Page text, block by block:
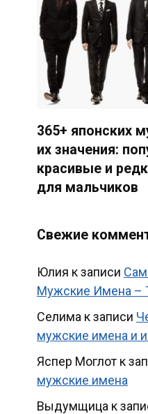
365+ японских
их значения:
красивые и
для мальчиков
Свежие
Юлия к записи
Мужские Имена –
Селима к записи
мужские имена и
Яспер Моглот к
мужские имена
Выдумщица к